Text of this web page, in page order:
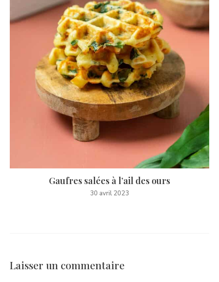
Gaufres salées à l’ail des ours
30 avril 2023
Laisser un commentaire